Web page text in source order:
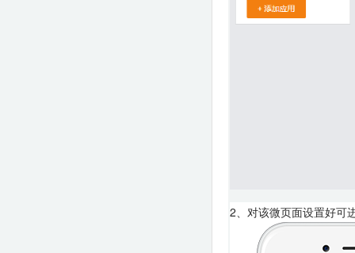
2、对该微页面设置好可